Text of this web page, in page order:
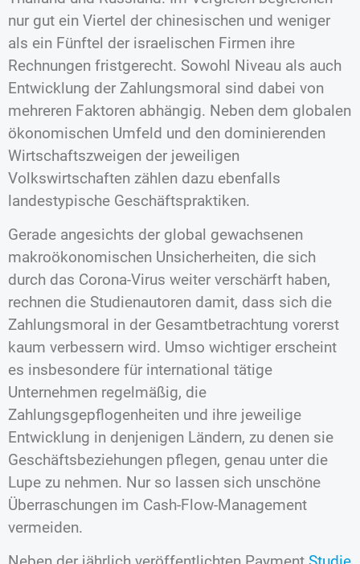
nur gut ein Viertel der chinesischen und weniger
als ein Fünftel der israelischen Firmen ihre
Rechnungen fristgerecht. Sowohl Niveau als auch
Entwicklung der Zahlungsmoral sind dabei von
mehreren Faktoren abhängig. Neben dem globalen
ökonomischen Umfeld und den dominierenden
Wirtschaftszweigen der jeweiligen
Volkswirtschaften zählen dazu ebenfalls
landestypische Geschäftspraktiken.
Gerade angesichts der global gewachsenen
makroökonomischen Unsicherheiten, die sich
durch das Corona-Virus weiter verschärft haben,
rechnen die Studienautoren damit, dass sich die
Zahlungsmoral in der Gesamtbetrachtung vorerst
kaum verbessern wird. Umso wichtiger erscheint
es insbesondere für international tätige
Unternehmen regelmäßig, die
Zahlungsgepflogenheiten und ihre jeweilige
Entwicklung in denjenigen Ländern, zu denen sie
Geschäftsbeziehungen pflegen, genau unter die
Lupe zu nehmen. Nur so lassen sich unschöne
Überraschungen im Cash-Flow-Management
vermeiden.